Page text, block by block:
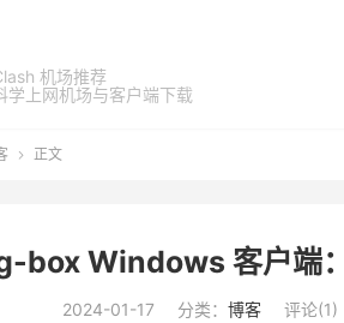
机场推荐
学上网机场与客户端下载
 正文
box Windows 客户端
2024-01-17 分类： 博客 评论(1)